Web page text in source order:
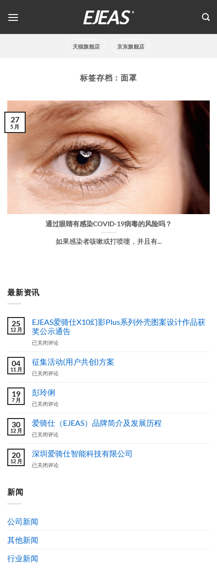
天猫旗舰店 京东旗舰店
标签存档：面罩
通过眼睛有感染COVID-19病毒的风险吗？
如果感染者咳嗽或打喷嚏，并且有...
27
5 月
最新资讯
25
12 月
EJEAS爱骑仕X10幻影Plus系列外壳图案设计作品获
奖公示通告
EJEAS
骑
仕
X10
影
系
外
壳
案
设
计
通
已关闭评论
04
11 月
征集活动(用户共创)方案
征
活
动
(用
共
方
已关闭评论
19
7 月
彭玲俐
彭
俐
已关闭评论
30
12 月
爱骑仕（EJEAS）品牌简介及发展历程
爱
仕
（EJEAS）
品
历
已关闭评论
20
12 月
深圳爱骑仕智能科技有限公司
深
科
有
公
司
已关闭评论
新闻
公司新闻
其他新闻
行业新闻